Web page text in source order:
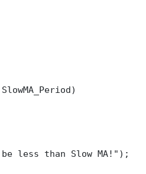
less than Slow MA!");